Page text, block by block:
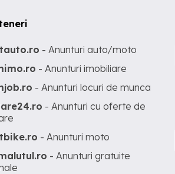
- Anunturi auto/moto
- Anunturi imobiliare
- Anunturi locuri de munca
- Anunturi cu oferte de
- Anunturi moto
- Anunturi gratuite